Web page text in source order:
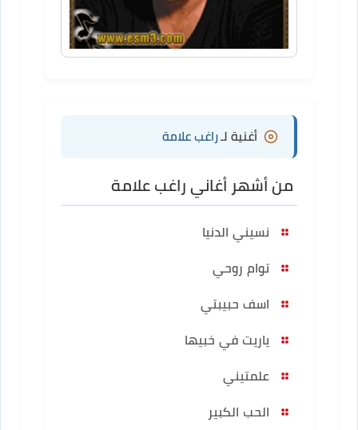
أغنية لـراغب علامة
من أشهر أغاني راغب علامة
نسيني الدنيا
توام روحي
اسف حبيبتي
ياريت في خبيها
علمتيني
الحب الكبير